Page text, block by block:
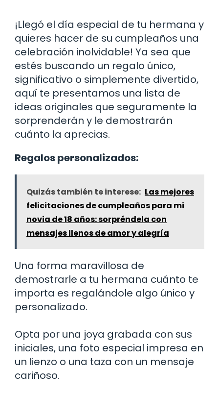
¡Llegó el día especial de tu hermana y
quieres hacer de su cumpleaños una
celebración inolvidable! Ya sea que
estés buscando un regalo único,
significativo o simplemente divertido,
aquí te presentamos una lista de
ideas originales que seguramente la
sorprenderán y le demostrarán
cuánto la aprecias.
Regalos personalizados:
Quizás también te interese: Las mejores
felicitaciones de cumpleaños para mi
novia de 18 años: sorpréndela con
mensajes llenos de amor y alegría
Una forma maravillosa de
demostrarle a tu hermana cuánto te
importa es regalándole algo único y
personalizado.
Opta por una joya grabada con sus
iniciales, una foto especial impresa en
un lienzo o una taza con un mensaje
cariñoso.